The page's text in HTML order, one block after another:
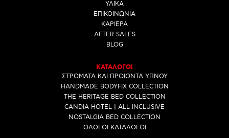
ΥΛΙΚΑ
ΕΠΙΚΟΙΝΩΝΙΑ
ΚΑΡΙΕΡΑ
AFTER SALES
BLOG
ΚΑΤΑΛΟΓΟΙ
ΣΤΡΩΜΑΤΑ ΚΑΙ ΠΡΟΙΟΝΤΑ ΥΠΝΟΥ
HANDMADE BODYFIX COLLECTION
THE HERITAGE BED COLLECTION
CANDIA HOTEL | ALL INCLUSIVE
NOSTALGIA BED COLLECTION
ΟΛΟΙ ΟΙ ΚΑΤΑΛΟΓΟΙ